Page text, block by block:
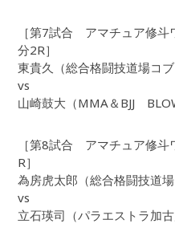
［第7試合 アマチュア修斗
分2R］
東貴久（総合格闘技道場コブ
vs
山崎鼓大（MMA＆BJJ
［第8試合 アマチュア修斗
R］
為房虎太郎（総合格闘技道場
vs
立石瑛司（パラエストラ加古